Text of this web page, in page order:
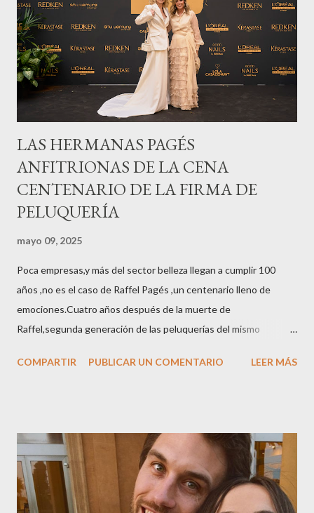
LAS HERMANAS PAGÉS
ANFITRIONAS DE LA CENA
CENTENARIO DE LA FIRMA DE
PELUQUERÍA
mayo 09, 2025
Poca empresas,y más del sector belleza llegan a cumplir 100
años ,no es el caso de Raffel Pagés ,un centenario lleno de
emociones.Cuatro años después de la muerte de
Raffel,segunda generación de las peluquerías del mismo
sector en una cena de reconocimiento.Sus hijas Carolina (CEO
peluquería del grupo.Justo hace unos días Carol Pagés nos
contaba detalles del homenaje en Actualida Rosa en RCE
radio,en el programa que presento todos los jueves de 17 a 18
horas . Carolina y Quionia Pagés Carolina Pagés La cita ,en el
COMPARTIR PUBLICAR UN COMENTARIO LEER MÁS